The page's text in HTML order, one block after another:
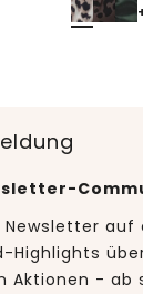
auf
Highlights
Aktionen -